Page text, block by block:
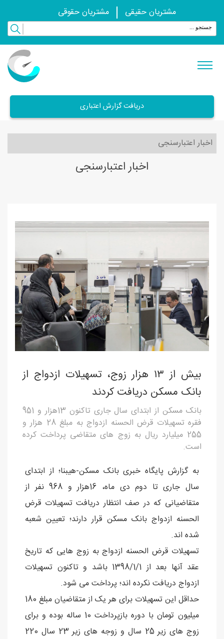
مشتریان حقیقی مشتریان حقوقی
دریافت گزارش اعتباری
اخبار اعتبارسنجی
اخبار اعتبارسنجی
بیش از ۱۳ هزار زوج، تسهیلات ازدواج از
بانک مسکن دریافت کردند
بانک مسکن از ابتدای سال جاری تاکنون 13هزار و 951
فقره تسهیلات قرض الحسنه ازدواج به مبلغ 28 هزار و
255 میلیارد ریال به زوج های متقاضی پرداخت کرده
است.
به گزارش پایگاه خبری بانک مسکن-هیبنا؛ از ابتدای
سال جاری تا دوم دی ماه، 16هزار و 968 نفر از
متقاضیانی که در صف انتظار دریافت تسهیلات قرض
الحسنه ازدواج بانک مسکن قرار دارند؛ تعیین شعبه
شده اند.
تسهیلات قرض الحسنه ازدواج به زوج هایی که تاریخ
عقد آنها بعد از 1398/1/1 باشد و تاکنون تسهیلات
ازدواج دریافت نکرده اند؛ پرداخت می شود.
حداقل این تسهیلات برای هر یک از متقاضیان مبلغ 180
میلیون تومان با دوره بازپرداخت 10 ساله بوده و برای
زوج های زیر 25 سال و زوجه های زیر 23 سال 220